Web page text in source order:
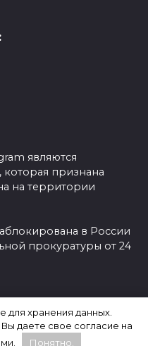
являются
признана
на территории
в России
прокуратуры от 24
для хранения данных.
даете свое согласие на
Понятно.